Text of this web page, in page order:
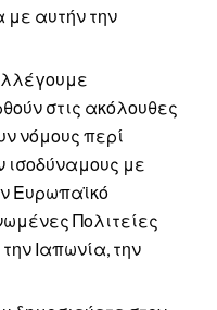
αυτήν την
στις ακόλουθες
νόμους περί
με
Ευρωπαϊκό
Πολιτείες
Ιαπωνία, την